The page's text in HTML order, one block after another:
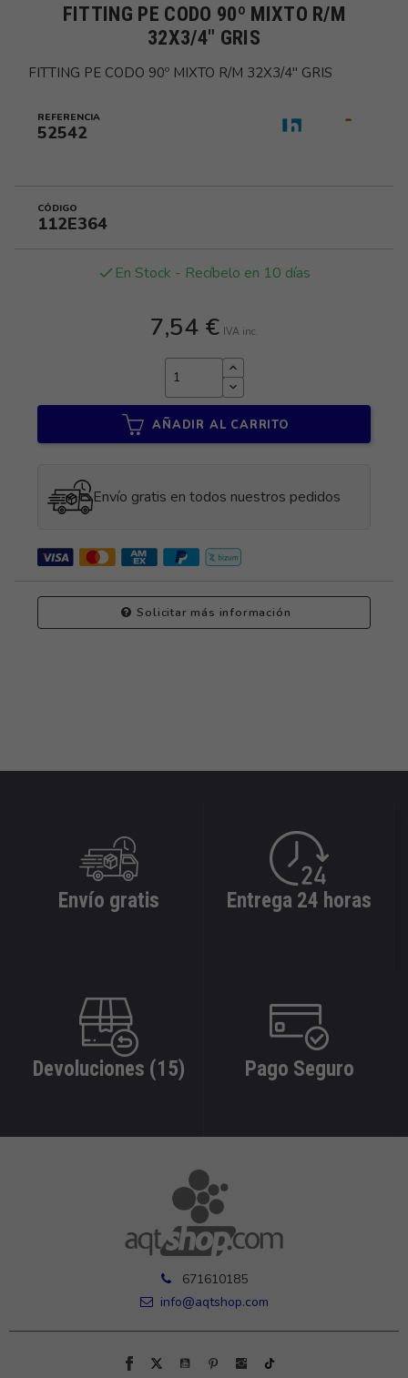
FITTING PE CODO 90º MIXTO R/M
32X3/4" GRIS
FITTING PE CODO 90º MIXTO R/M 32X3/4" GRIS
REFERENCIA
52542
CÓDIGO
112E364
done En Stock - Recíbelo en 10 días
7,54 € IVA inc.
AÑADIR AL CARRITO
Envío gratis en todos nuestros pedidos
Solicitar más información
Envío gratis Entrega 24 horas
Devoluciones (15) Pago Seguro
671610185
info@aqtshop.com